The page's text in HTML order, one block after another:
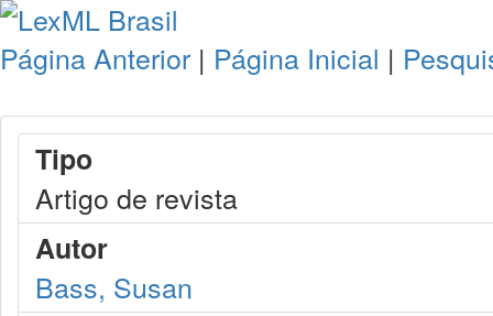
Página Anterior | Página Inicial |
Tipo
Artigo de revista
Autor
Bass, Susan